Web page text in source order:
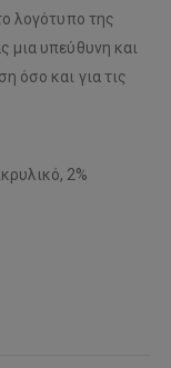
λογότυπο της
μια υπεύθυνη και
όσο και για τις
2%